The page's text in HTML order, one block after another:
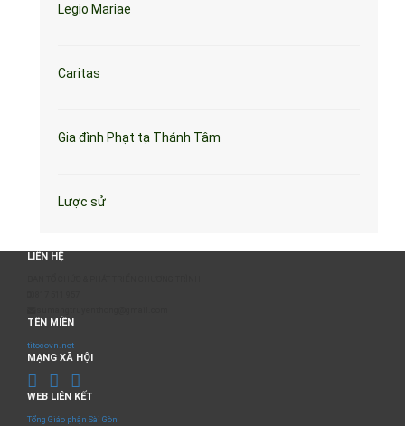
Legio Mariae
Caritas
Gia đình Phạt tạ Thánh Tâm
Lược sử
LIÊN HỆ
TÊN MIỀN
titocovn.net
MẠNG XÃ HỘI
WEB LIÊN KẾT
Tổng Giáo phận Sài Gòn